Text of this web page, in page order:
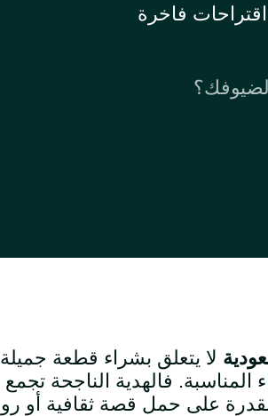
فاخرة
لضيوفك؟
لا يتعلق بشراء قطعة
فالهدية الناجحة
على حمل قصة ثقافية أو